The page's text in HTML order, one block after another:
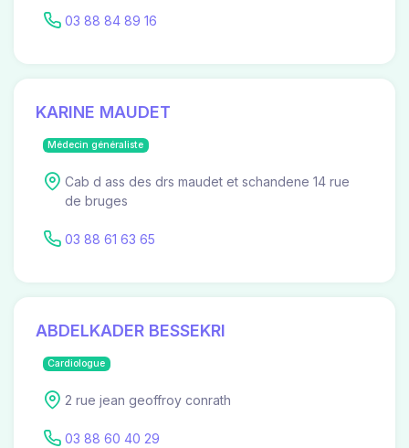
03 88 84 89 16
KARINE MAUDET
Médecin généraliste
Cab d ass des drs maudet et schandene 14 rue
de bruges
03 88 61 63 65
ABDELKADER BESSEKRI
Cardiologue
2 rue jean geoffroy conrath
03 88 60 40 29